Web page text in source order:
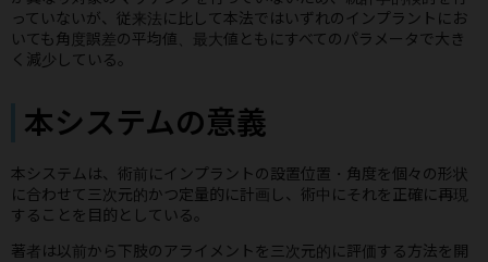
っていないが、従来法に比して本法ではいずれのインプラントにお
いても角度誤差の平均値、最大値ともにすべてのパラメータで大き
く減少している。
本システムの意義
本システムは、術前にインプラントの設置位置・角度を個々の形状
に合わせて三次元的かつ定量的に計画し、術中にそれを正確に再現
することを目的としている。
著者は以前から下肢のアライメントを三次元的に評価する方法を開